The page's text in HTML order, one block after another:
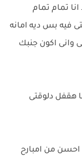
تمام تمام
فيه بس ديه امانه
وانى اكون جنبك
هقفل دلوقتى
احسن من امبارح